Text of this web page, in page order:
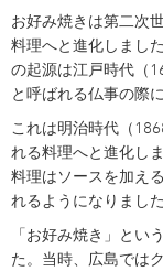
お好み焼きは第二次
料理へと進化しまし
の起源は江戸時代（
と呼ばれる仏事の際
これは明治時代（
れる料理へと進化し
料理はソースを加え
れるようになりました
「お好み焼き」とい
た。当時、広島では